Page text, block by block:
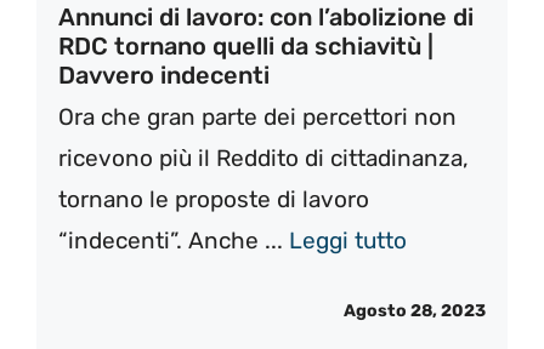
Annunci di lavoro: con l’abolizione di
RDC tornano quelli da schiavitù |
Davvero indecenti
Ora che gran parte dei percettori non
ricevono più il Reddito di cittadinanza,
tornano le proposte di lavoro
“indecenti”. Anche ... Leggi tutto
Agosto 28, 2023